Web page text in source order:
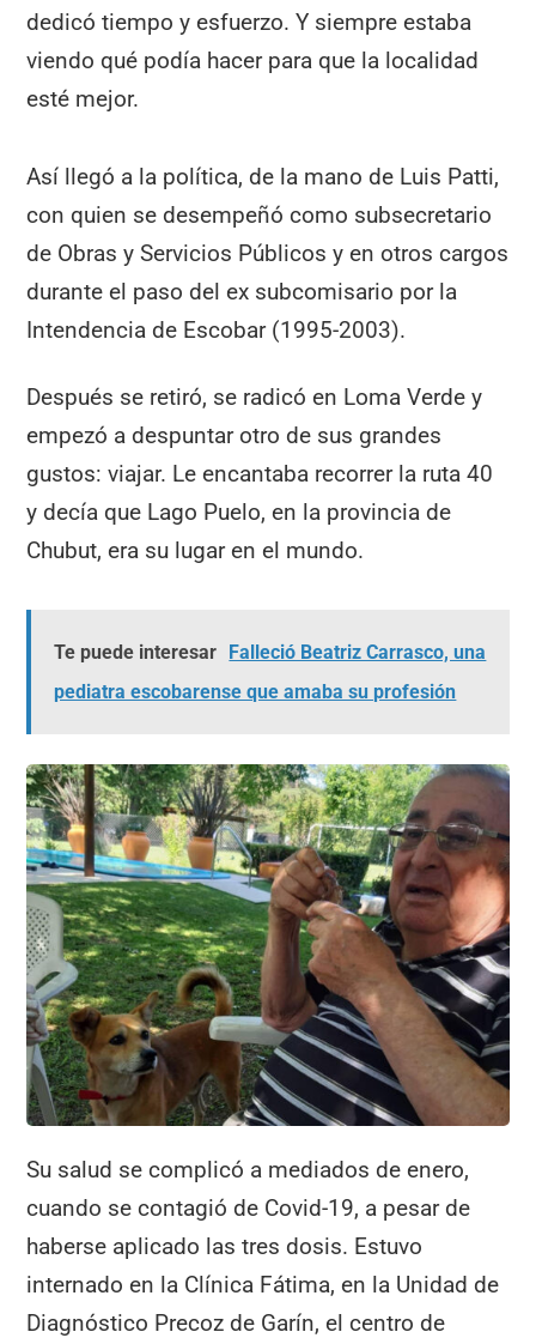
dedicó tiempo y esfuerzo. Y siempre estaba
viendo qué podía hacer para que la localidad
esté mejor.
Así llegó a la política, de la mano de Luis Patti,
con quien se desempeñó como subsecretario
de Obras y Servicios Públicos y en otros cargos
durante el paso del ex subcomisario por la
Intendencia de Escobar (1995-2003).
Después se retiró, se radicó en Loma Verde y
empezó a despuntar otro de sus grandes
gustos: viajar. Le encantaba recorrer la ruta 40
y decía que Lago Puelo, en la provincia de
Chubut, era su lugar en el mundo.
Te puede interesar Falleció Beatriz Carrasco, una
pediatra escobarense que amaba su profesión
Su salud se complicó a mediados de enero,
cuando se contagió de Covid-19, a pesar de
haberse aplicado las tres dosis. Estuvo
internado en la Clínica Fátima, en la Unidad de
Diagnóstico Precoz de Garín, el centro de